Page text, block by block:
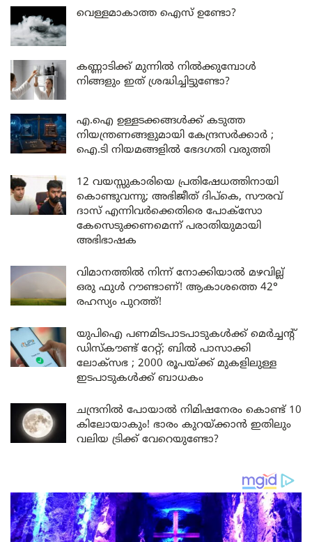
വെള്ളമാകാത്ത ഐസ് ഉണ്ടോ?
കണ്ണാടിക്ക് മുന്നിൽ നിൽക്കുമ്പോൾ
നിങ്ങളും ഇത് ശ്രദ്ധിച്ചിട്ടുണ്ടോ?
എ.ഐ ഉള്ളടക്കങ്ങൾക്ക് കടുത്ത
നിയന്ത്രണങ്ങളുമായി കേന്ദ്രസർക്കാർ ;
ഐ.ടി നിയമങ്ങളിൽ ഭേദഗതി വരുത്തി
12 വയസ്സുകാരിയെ പ്രതിഷേധത്തിനായി
കൊണ്ടുവന്നു; അഭിജീത് ദിപ്കെ, സൗരവ്
ദാസ് എന്നിവർക്കെതിരെ പോക്സോ
കേസെടുക്കണമെന്ന് പരാതിയുമായി
അഭിഭാഷക
വിമാനത്തിൽ നിന്ന് നോക്കിയാൽ മഴവില്ല്
ഒരു ഫുൾ റൗണ്ടാണ്! ആകാശത്തെ 42°
രഹസ്യം പുറത്ത്!
യുപിഐ പണമിടപാടപാടുകൾക്ക് മെർച്ചന്റ്
ഡിസ്കൗണ്ട് റേറ്റ്; ബിൽ പാസാക്കി
ലോക്സഭ ; 2000 രൂപയ്ക്ക് മുകളിലുള്ള
ഇടപാടുകൾക്ക് ബാധകം
ചന്ദ്രനിൽ പോയാൽ നിമിഷനേരം കൊണ്ട് 10
കിലോയാകും! ഭാരം കുറയ്ക്കാൻ ഇതിലും
വലിയ ട്രിക്ക് വേറെയുണ്ടോ?